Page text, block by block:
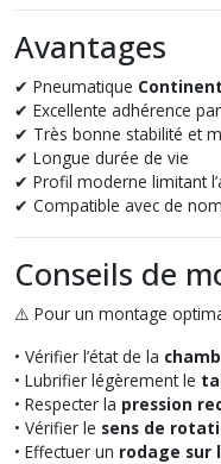
Avantages
✔ Pneumatique
✔ Excellente adhérence
✔ Très bonne stabilité et
✔ Longue durée de vie
✔ Profil moderne limitant
✔ Compatible avec de
Conseils de
⚠️ Pour un montage
• Vérifier l’état de la
• Lubrifier légèrement le
• Respecter la pression
• Vérifier le sens de
• Effectuer un rodage sur